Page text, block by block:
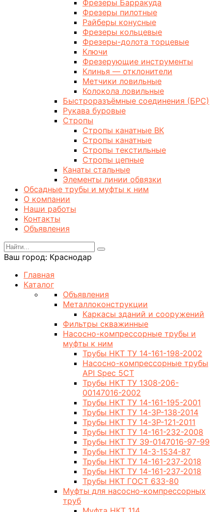
Фрезеры Барракуда
Фрезеры пилотные
Райберы конусные
Фрезеры кольцевые
Фрезеры-долота торцевые
Ключи
Фрезерующие инструменты
Клинья — отклонители
Метчики ловильные
Колокола ловильные
Быстроразъёмные соединения (БРС)
Рукава буровые
Стропы
Стропы канатные ВК
Стропы канатные
Стропы текстильные
Стропы цепные
Канаты стальные
Элементы линии обвязки
Обсадные трубы и муфты к ним
О компании
Наши работы
Контакты
Объявления
Ваш город: Краснодар
Главная
Каталог
Объявления
Металлоконструкции
Каркасы зданий и сооружений
Фильтры скважинные
Насосно-компрессорные трубы и
муфты к ним
Трубы НКТ ТУ 14-161-198-2002
Насосно-компрессорные трубы
API Spec 5CT
Трубы НКТ ТУ 1308-206-
00147016-2002
Трубы НКТ ТУ 14-161-195-2001
Трубы НКТ ТУ 14-3Р-138-2014
Трубы НКТ ТУ 14-3Р-121-2011
Трубы НКТ ТУ 14-161-232-2008
Трубы НКТ ТУ 39-0147016-97-99
Трубы НКТ ТУ 14-3-1534-87
Трубы НКТ ТУ 14-161-237-2018
Трубы НКТ ТУ 14-161-237-2018
Трубы НКТ ГОСТ 633-80
Муфты для насосно-компрессорных
труб